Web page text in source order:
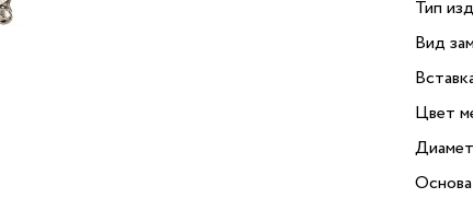
Тип
Вид
Цвет